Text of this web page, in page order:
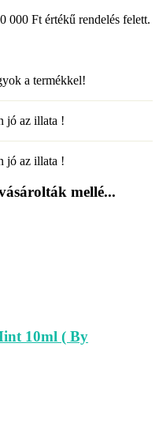
000 Ft értékű rendelés felett.
a termékkel!
jó az illata !
jó az illata !
mellé...
10ml ( By